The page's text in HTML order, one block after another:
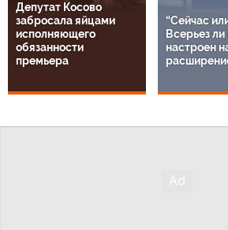
Депутат Косово
забросала яйцами
исполняющего
обязанности
премьера
“Сейчас
Всерьез ли
настроен